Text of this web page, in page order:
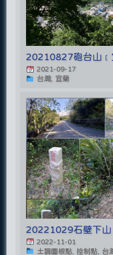
20210827砲台山﹝
2021-09-17
台灣, 宜蘭
20221029石壁下山
2022-11-01
土調圖根點, 控制點, 台